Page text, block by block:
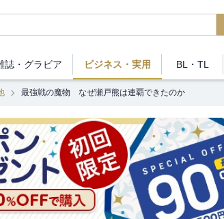
誌・ グラビア ビジネス ・実用 BL・TL
最強戦の魔物 なぜ瀬戸熊は連覇できたのか